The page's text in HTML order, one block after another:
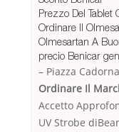
Prezzo Del Tablet
Ordinare Il
Olmesartan A
precio Benicar
– Piazza
Ordinare Il
Accetto
UV Strobe